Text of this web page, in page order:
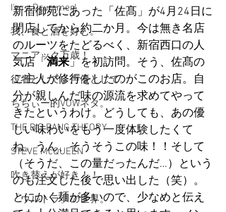
I'm a Drummer!
我、食と酒を好む。
マニアック万歳！
役者として、声優として。
ちぢぃー的VOWネタ。
THE BIG BANG THEORY
STEVE McQUEEN
吹き替えが好き！！
「ウルトラ」の世界。
新宿御苑にあった「佐髙」が4月24日に
閉店してから約二か月。今は無き名店
のルーツをたどるべく、新宿西口の人
気店「満来」を初訪問。そう、佐髙の
ご主人が修行をしたのがこのお店。自
分が親しんだ味の源流を求めてやって
きたというわけ。どうしても、あの優
しい味わいをもう一度体験したくて
ね。うん、そうそうこの味！！そして
（そうだ、この量だったんだ…）という
のも注文した後で思い出した（笑）。
とにかく麺が多いので、少なめと伝え